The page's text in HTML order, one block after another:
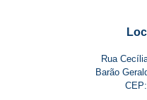
Rua
Barão